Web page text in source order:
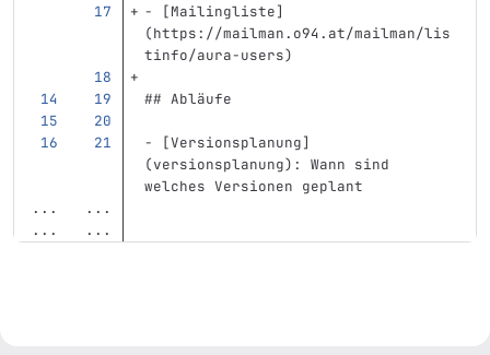
-
[Mailingliste]
(https://mailman.o94.at/mailman/lis
tinfo/aura-users)
## Abläufe
- [Versionsplanung]
(versionsplanung) : Wann sind
welches Versionen geplant
...
...
...
...